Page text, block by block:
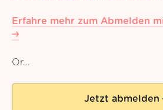
Erfahre mehr zum Abmelden
Or...
Jetzt abmelden